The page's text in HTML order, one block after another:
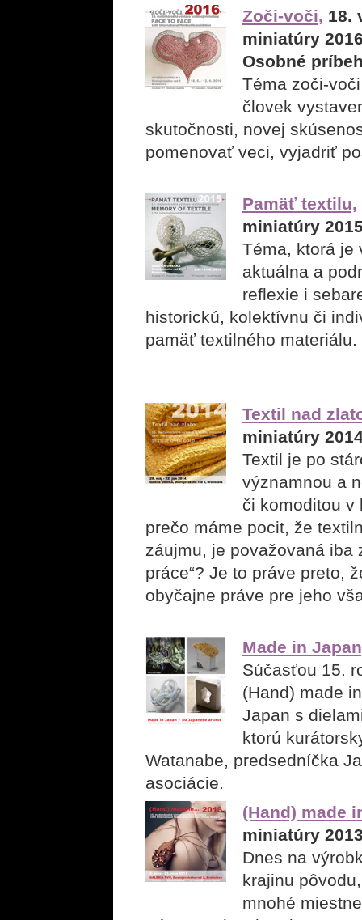
Zoči-voči, 18.
miniatúry
Osobné
Téma zoči-
človek
skutočnosti, novej
pomenovať veci, vyjadriť
Pamäť textilu,
miniatúry
Téma, ktorá je
aktuálna a
reflexie i
historickú, kolektívnu či
pamäť textilného materiálu.
Textil nad
miniatúry
Textil je po
významnou a
či komoditou v
prečo máme pocit, že
záujmu, je považovaná iba
práce“? Je to práve preto,
obyčajne práve pre jeho
Made in
Súčasťou 15.
(Hand) made
Japan s
ktorú
Watanabe, predsedníčka
asociácie.
(Hand) made
miniatúry
Dnes na
krajinu
mnohé